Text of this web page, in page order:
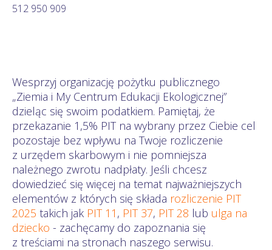
512 950 909
Wesprzyj organizację pożytku publicznego
„Ziemia i My Centrum Edukacji Ekologicznej”
dzieląc się swoim podatkiem. Pamiętaj, że
przekazanie 1,5% PIT na wybrany przez Ciebie cel
pozostaje bez wpływu na Twoje rozliczenie
z urzędem skarbowym i nie pomniejsza
należnego zwrotu nadpłaty. Jeśli chcesz
dowiedzieć się więcej na temat najważniejszych
elementów z których się składa rozliczenie PIT
2025 takich jak PIT 11 , PIT 37, PIT 28 lub ulga na
dziecko - zachęcamy do zapoznania się
z treściami na stronach naszego serwisu.